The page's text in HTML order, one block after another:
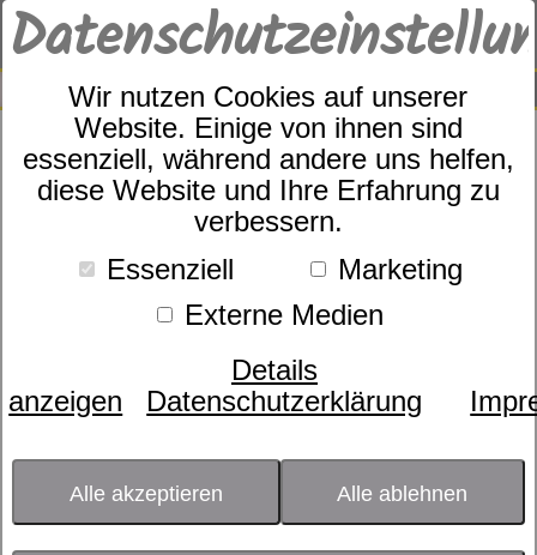
Wir nutzen Cookies auf unserer
Website. Einige von ihnen sind
essenziell, während andere uns helfen,
diese Website und Ihre Erfahrung zu
verbessern.
Essenziell
Marketing
Externe Medien
Details
anzeigen
Datenschutzerklärung
Alle akzeptieren Alle ablehnen
SUCHE
0
Schaummatratze
dormabell Innova Air S 20
Plus